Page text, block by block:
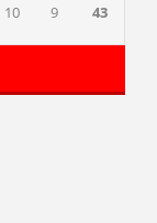
10 9 43